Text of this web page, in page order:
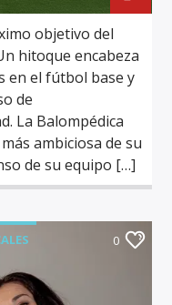
objetivo del
hitoque encabeza
en el fútbol base y
de
La Balompédica
ambiciosa de su
de su equipo […]
0